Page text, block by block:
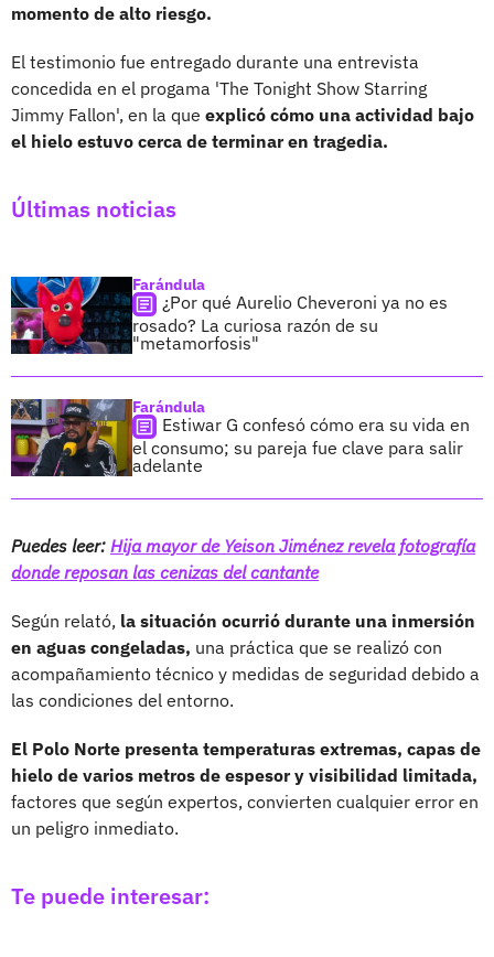
momento de alto riesgo.
El testimonio fue entregado durante una entrevista
concedida en el progama 'The Tonight Show Starring
Jimmy Fallon', en la que explicó cómo una actividad bajo
el hielo estuvo cerca de terminar en tragedia.
Últimas noticias
Farándula
¿Por qué Aurelio Cheveroni ya no es
rosado? La curiosa razón de su
"metamorfosis"
Farándula
Estiwar G confesó cómo era su vida en
el consumo; su pareja fue clave para salir
adelante
Puedes leer: Hija mayor de Yeison Jiménez revela fotografía
donde reposan las cenizas del cantante
Según relató, la situación ocurrió durante una inmersión
en aguas congeladas, una práctica que se realizó con
acompañamiento técnico y medidas de seguridad debido a
las condiciones del entorno.
El Polo Norte presenta temperaturas extremas, capas de
hielo de varios metros de espesor y visibilidad limitada,
factores que según expertos, convierten cualquier error en
un peligro inmediato.
Te puede interesar: